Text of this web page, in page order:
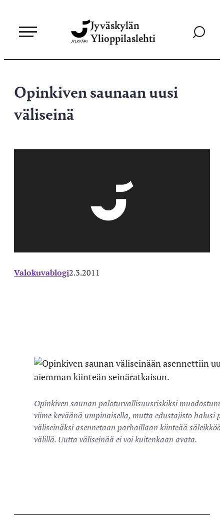
sisältöön
Jyväskylän
Ylioppilaslehti
Siirry
Opinkiven saunaan uusi
väliseinä
Valokuvablogi2.3.2011
Opinkiven saunan paloturvallisuusriskiksi
viime keväänä umpinaisella, mutta edustajisto halusi
väliseinäksi asennetaan parhaillaan kiinteää
välillä. Uutta väliseinää ei voi kuitenkaan avata.